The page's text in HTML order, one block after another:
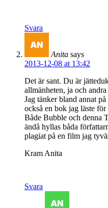
Svara
Anita says
2013-12-08 at 13:42
Det är sant. Du är
allmänheten, ja och
Jag tänker bland annat
också en bok jag läste
Både Bubble och denna
ändå hyllas båda
plagiat på en film jag
Kram Anita
Svara